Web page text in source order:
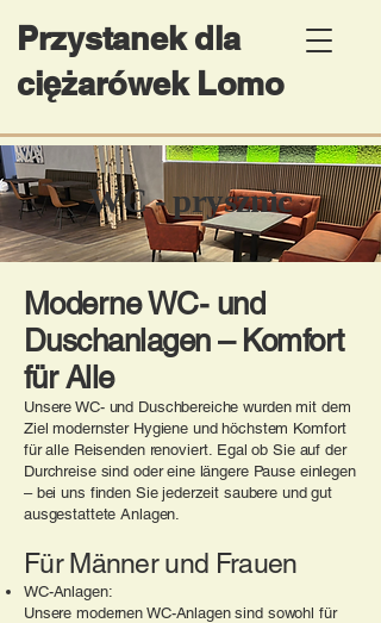
Przystanek dla
ciężarówek Lomo
​WC - prysznic
Moderne WC- und
Duschanlagen – Komfort
für Alle
Unsere WC- und Duschbereiche wurden mit dem
Ziel modernster Hygiene und höchstem Komfort
für alle Reisenden renoviert. Egal ob Sie auf der
Durchreise sind oder eine längere Pause einlegen
– bei uns finden Sie jederzeit saubere und gut
ausgestattete Anlagen.
Für Männer und Frauen
WC-Anlagen:
Unsere modernen WC-Anlagen sind sowohl für